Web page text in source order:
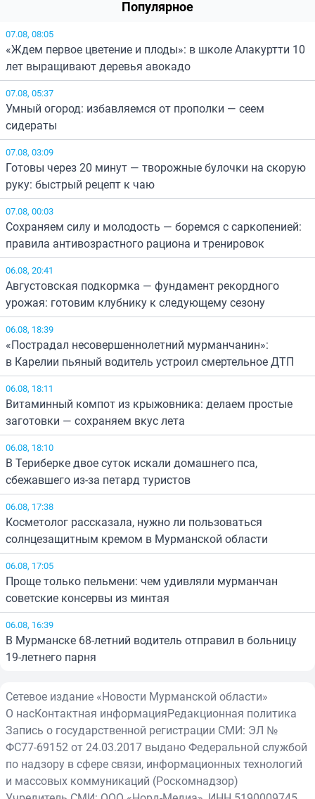
Популярное
07.08, 08:05
«Ждем первое цветение и плоды»: в школе Алакуртти 10
лет выращивают деревья авокадо
07.08, 05:37
Умный огород: избавляемся от прополки — сеем
сидераты
07.08, 03:09
Готовы через 20 минут — творожные булочки на скорую
руку: быстрый рецепт к чаю
07.08, 00:03
Сохраняем силу и молодость — боремся с саркопенией:
правила антивозрастного рациона и тренировок
06.08, 20:41
Августовская подкормка — фундамент рекордного
урожая: готовим клубнику к следующему сезону
06.08, 18:39
«Пострадал несовершеннолетний мурманчанин»:
в Карелии пьяный водитель устроил смертельное ДТП
06.08, 18:11
Витаминный компот из крыжовника: делаем простые
заготовки — сохраняем вкус лета
06.08, 18:10
В Териберке двое суток искали домашнего пса,
сбежавшего из-за петард туристов
06.08, 17:38
Косметолог рассказала, нужно ли пользоваться
солнцезащитным кремом в Мурманской области
06.08, 17:05
Проще только пельмени: чем удивляли мурманчан
советские консервы из минтая
06.08, 16:39
В Мурманске 68-летний водитель отправил в больницу
19-летнего парня
Сетевое издание «Новости Мурманской области»
О насКонтактная информацияРедакционная политика
Запись о государственной регистрации СМИ: ЭЛ №
ФС77-69152 от 24.03.2017 выдано Федеральной службой
по надзору в сфере связи, информационных технологий
и массовых коммуникаций (Роскомнадзор)